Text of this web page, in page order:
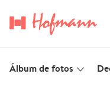
Álbum de fotos slim_arrow_down